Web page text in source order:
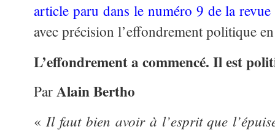
article paru dans le numéro 9 de la revue
avec précision l’effondrement politique
L’effondrement a commencé. Il est
ParAlain Bertho
« Il faut bien avoir à l’esprit que